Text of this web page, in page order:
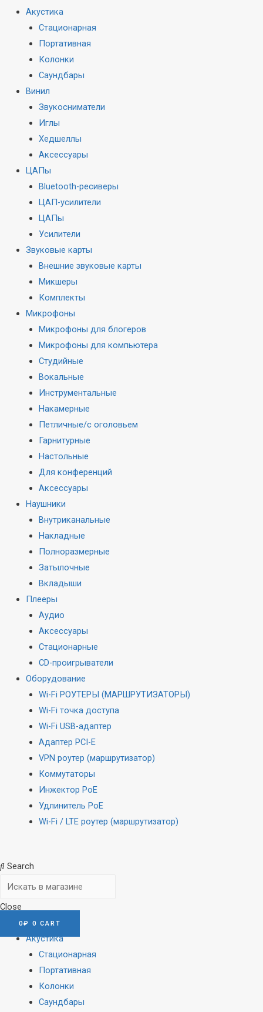
Акустика
Стационарная
Портативная
Колонки
Саундбары
Винил
Звукосниматели
Иглы
Хедшеллы
Аксессуары
ЦАПы
Bluetooth-ресиверы
ЦАП-усилители
ЦАПы
Усилители
Звуковые карты
Внешние звуковые карты
Микшеры
Комплекты
Микрофоны
Микрофоны для блогеров
Микрофоны для компьютера
Студийные
Вокальные
Инструментальные
Накамерные
Петличные/с оголовьем
Гарнитурные
Настольные
Для конференций
Аксессуары
Наушники
Внутриканальные
Накладные
Полноразмерные
Затылочные
Вкладыши
Плееры
Аудио
Аксессуары
Стационарные
CD-проигрыватели
Оборудование
Wi-Fi РОУТЕРЫ (МАРШРУТИЗАТОРЫ)
Wi-Fi точка доступа
Wi-Fi USB-адаптер
Адаптер PCI-E
VPN роутер (маршрутизатор)
Коммутаторы
Инжектор PoE
Удлинитель PoE
Wi-Fi / LTE роутер (маршрутизатор)
Search
Close
0₽ 0 CART
Акустика
Стационарная
Портативная
Колонки
Саундбары